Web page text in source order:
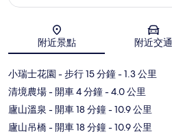
地圖
附近景點 附近交通
小瑞士花園 - 步行 15 分鐘- 1.3 公里
清境農場- 開車 4 分鐘- 4.0 公里
廬山溫泉 - 開車 18 分鐘- 10.9 公里
廬山吊橋- 開車 18 分鐘- 10.9 公里